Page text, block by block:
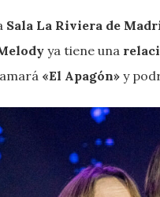
Sala La Riviera de
ya tiene una
«El Apagón» y